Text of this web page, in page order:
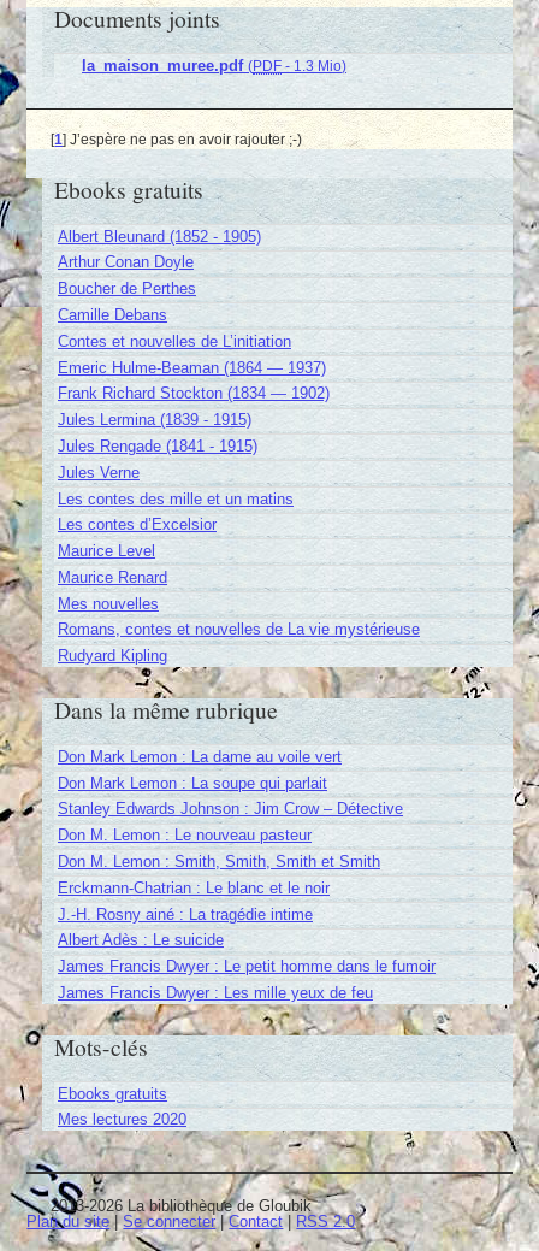
Documents joints
la_maison_muree.pdf (PDF- 1.3 Mio)
[1]J’espère ne pas en avoir rajouter ;-)
Ebooks gratuits
Albert Bleunard (1852 - 1905)
Arthur Conan Doyle
Boucher de Perthes
Camille Debans
Contes et nouvelles de L’initiation
Emeric Hulme-Beaman (1864 — 1937)
Frank Richard Stockton (1834 — 1902)
Jules Lermina (1839 - 1915)
Jules Rengade (1841 - 1915)
Jules Verne
Les contes des mille et un matins
Les contes d’Excelsior
Maurice Level
Maurice Renard
Mes nouvelles
Romans, contes et nouvelles de La vie mystérieuse
Rudyard Kipling
Dans la même rubrique
Don Mark Lemon : La dame au voile vert
Don Mark Lemon : La soupe qui parlait
Stanley Edwards Johnson : Jim Crow – Détective
Don M. Lemon : Le nouveau pasteur
Don M. Lemon : Smith, Smith, Smith et Smith
Erckmann-Chatrian : Le blanc et le noir
J.-H. Rosny ainé : La tragédie intime
Albert Adès : Le suicide
James Francis Dwyer : Le petit homme dans le fumoir
James Francis Dwyer : Les mille yeux de feu
Mots-clés
Ebooks gratuits
Mes lectures 2020
2013-2026 La bibliothèque de Gloubik
Plan du site|Se connecter |Contact RSS 2.0